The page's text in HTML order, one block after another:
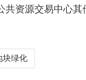
共资源交易中心
厅工期90最高限
块绿化